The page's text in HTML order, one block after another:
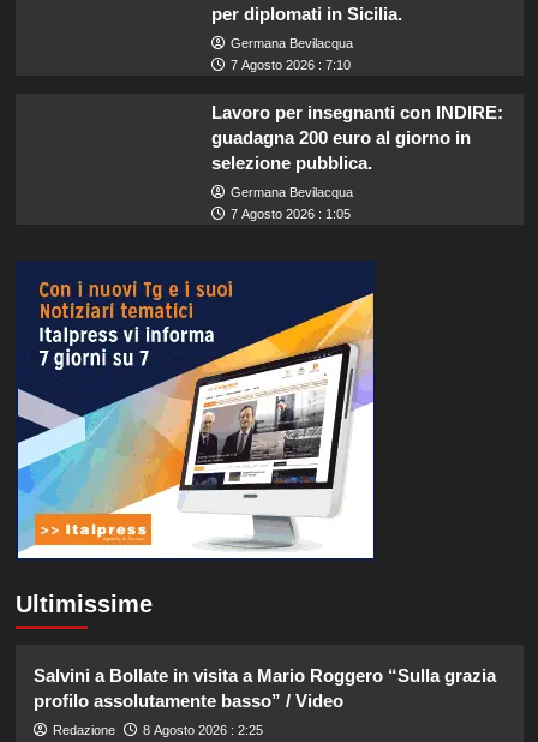
per diplomati in Sicilia.
Germana Bevilacqua
7 Agosto 2026 : 7:10
Lavoro per insegnanti con INDIRE:
guadagna 200 euro al giorno in
selezione pubblica.
Germana Bevilacqua
7 Agosto 2026 : 1:05
Ultimissime
Salvini a Bollate in visita a Mario Roggero “Sulla grazia
profilo assolutamente basso” / Video
Redazione 8 Agosto 2026 : 2:25